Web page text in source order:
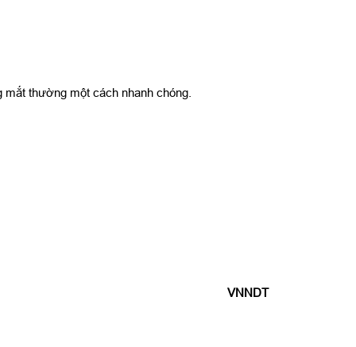
thường một cách nhanh chóng.
VNNDT